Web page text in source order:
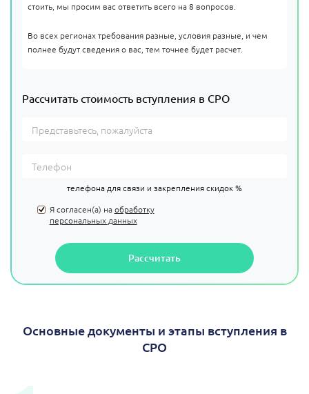
стоить, мы просим вас ответить всего на 8 вопросов.
Во всех регионах требования разные, условия разные, и чем
полнее будут сведения о вас, тем точнее будет расчет.
Рассчитать стоимость вступления в СРО
телефона для связи и закрепления скидок %
Я согласен(а) наобработку
персональных данных
Рассчитать
Основные документы и этапы вступления в
СРО